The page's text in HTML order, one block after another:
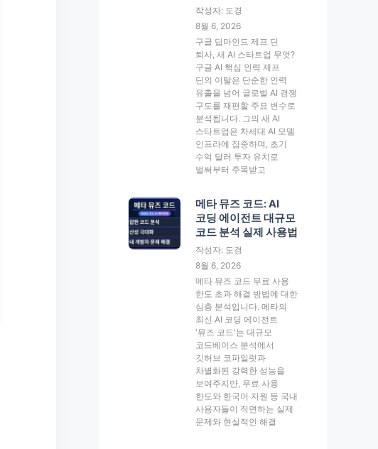
작성자: 도경
8월 6, 2026
구글 딥마인드 제프 딘
퇴사, 새 AI 스타트업 무엇?
구글 AI 핵심 인력 제프
딘의 이탈은 단순한 인력
유출을 넘어 글로벌 AI 경쟁
구도를 재편할 주요 변수로
분석됩니다. 그의 새 AI
스타트업은 차세대 AI 모델
인프라에 집중하며, 초기
수억 달러 투자 유치로
벌써부터 주목받고
메타 뮤즈 코드: AI
코딩 에이전트 대규모
코드 분석 실제 사용법
작성자: 도경
8월 6, 2026
메타 뮤즈 코드 무료 사용
한도 초과 해결 방법에 대한
심층 분석입니다. 메타의
최신 AI 코딩 에이전트
'뮤즈 코드'는 대규모
코드베이스 분석에서
깃허브 코파일럿과
차별화된 강력한 성능을
보여주지만, 무료 사용
한도와 한국어 지원 등 국내
사용자들이 직면하는 실제
문제와 현실적인 해결